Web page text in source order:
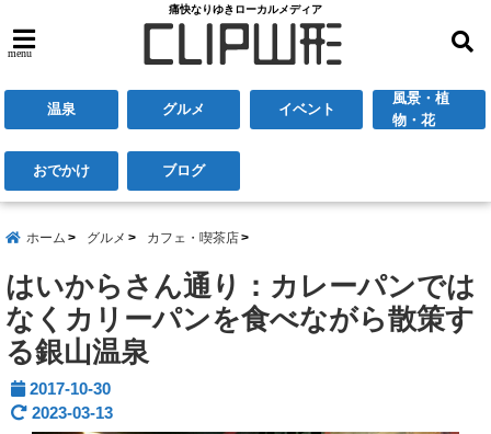
痛快なりゆきローカルメディア
menu
温泉 グルメ イベント
風景・植
物・花
おでかけ ブログ
ホーム グルメ カフェ・喫茶店
はいからさん通り：カレーパンでは
なくカリーパンを食べながら散策す
る銀山温泉
2017-10-30
2023-03-13